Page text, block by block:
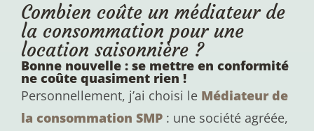
Combien coûte un médiateur de
la consommation pour une
location saisonnière ?
Bonne nouvelle : se mettre en conformité
ne coûte quasiment rien !
Personnellement, j’ai choisi le Médiateur de
la consommation SMP : une société agréée,